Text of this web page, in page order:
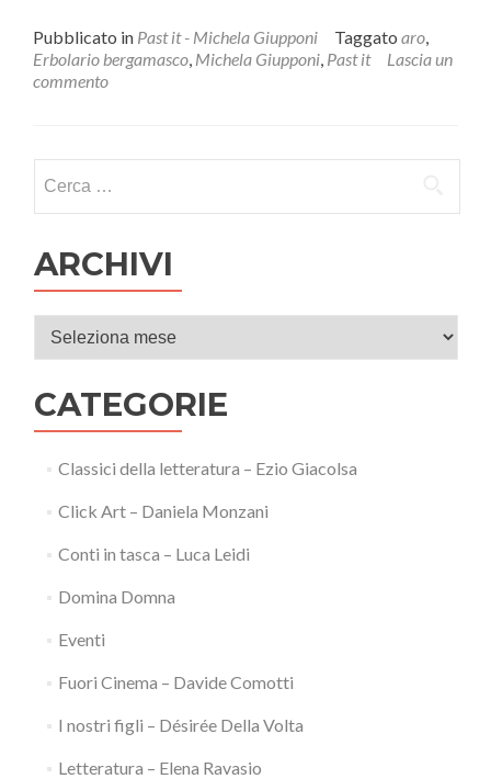
piùL’arte
di
porre
L’erbolario
Pubblicato in Past it - Michela Giupponi Taggato aro,
Erbolario bergamasco, Michela Giupponi, Past it
Lascia un
commento
ARCHIVI
Archivi
CATEGORIE
Classici della letteratura – Ezio Giacolsa
Click Art – Daniela Monzani
Conti in tasca – Luca Leidi
Domina Domna
Eventi
Fuori Cinema – Davide Comotti
I nostri figli – Désirée Della Volta
Letteratura – Elena Ravasio